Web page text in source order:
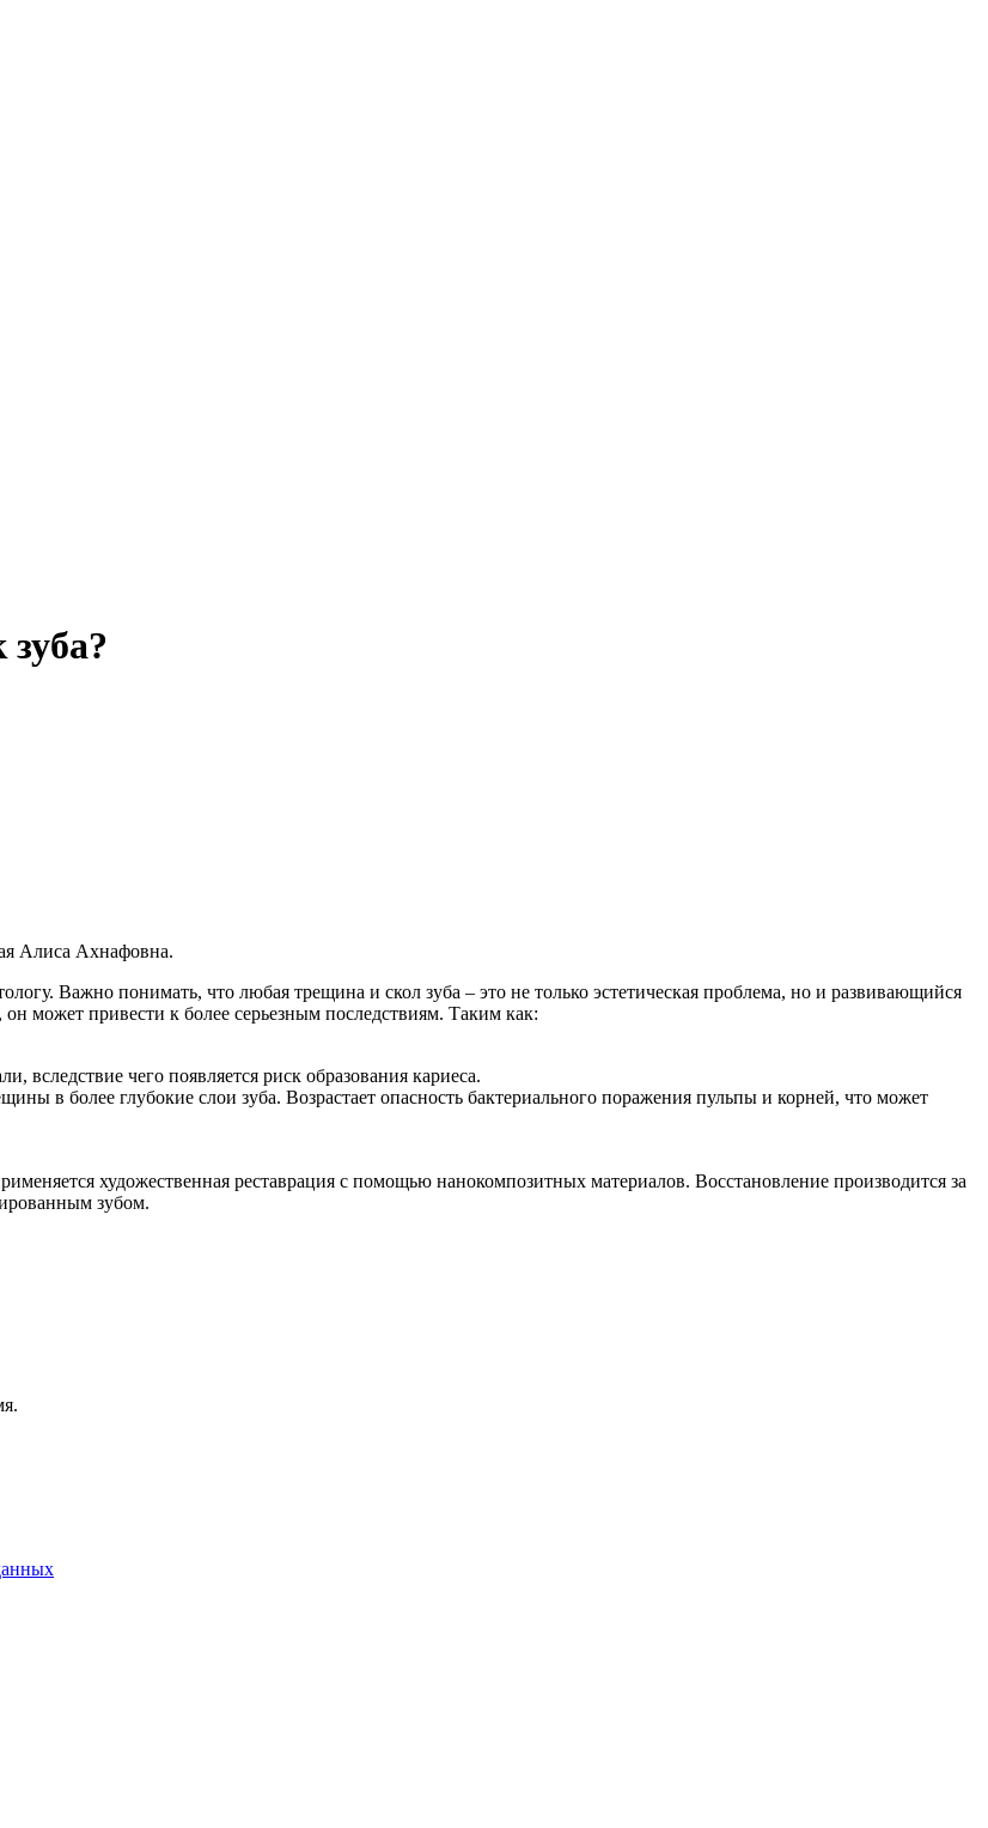
Алиса Ахнафовна.
Важно понимать, что любая трещина и скол зуба – это не только эстетическая проблема, но и развивающийся
может привести к более серьезным последствиям. Таким как:
вследствие чего появляется риск образования кариеса.
в более глубокие слои зуба. Возрастает опасность бактериального поражения пульпы и корней, что может
художественная реставрация с помощью нанокомпозитных материалов. Восстановление производится за
зубом.